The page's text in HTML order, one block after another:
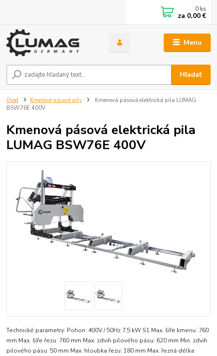
Menu
Hľadať
0 ks
za 0,00 €
Úvod Kmeňové pásové píly
Kmenová pásová elektrická pila LUMAG
BSW76E 400V
Kmenová pásová elektrická pila
LUMAG BSW76E 400V
Technické parametry: Pohon: 400V / 50Hz 7,5 kW S1 Max. šíře kmenu: 760
mm Max. šíře řezu: 760 mm Max. zdvih pilového pásu: 620 mm Min. zdvih
pilového pásu: 50 mm Max. hloubka řezu: 180 mm Max. řezná délka